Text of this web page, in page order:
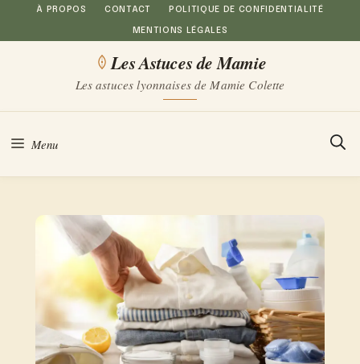
Aller
au
À PROPOS CONTACT POLITIQUE DE CONFIDENTIALITÉ
MENTIONS LÉGALES
Les Astuces de Mamie
Les astuces lyonnaises de Mamie Colette
Menu